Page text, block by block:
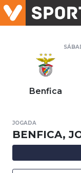
Benfica
JOGADA
BENFICA,